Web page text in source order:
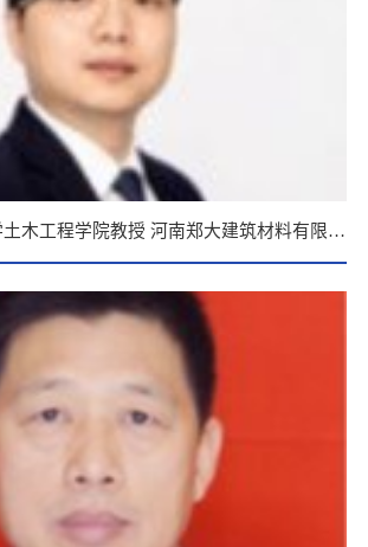
木工程学院教授 河南郑大建筑材料有限公
司技术负责人